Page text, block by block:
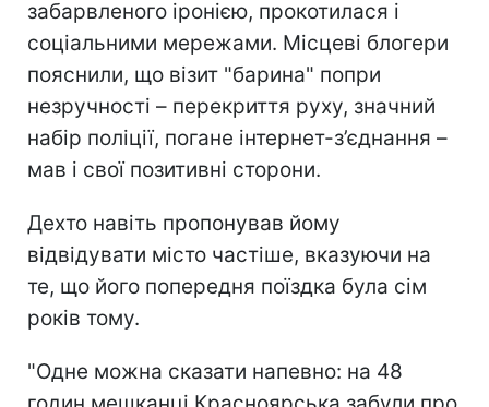
забарвленого іронією, прокотилася і
соціальними мережами. Місцеві блогери
пояснили, що візит "барина" попри
незручності – перекриття руху, значний
набір поліції, погане інтернет-з’єднання –
мав і свої позитивні сторони.
Дехто навіть пропонував йому
відвідувати місто частіше, вказуючи на
те, що його попередня поїздка була сім
років тому.
"Одне можна сказати напевно: на 48